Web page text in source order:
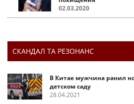
02.03.2020
СКАНДАЛ ТА РЕЗОНАНС
В Китае мужчина ранил
детском саду
28.04.2021